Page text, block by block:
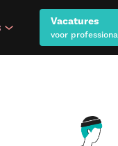
show submenu for
Vacatures
voor